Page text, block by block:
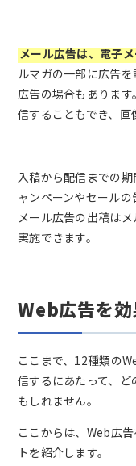
メール広告は、電子
ルマガの一部に広告
広告の場合もありま
信することもでき、画
入稿から配信までの
ャンペーンやセールの
メール広告の出稿は
実施できます。
Web広告を
ここまで、12種類の
信するにあたって、
もしれません。
ここからは、Web広
トを紹介します。